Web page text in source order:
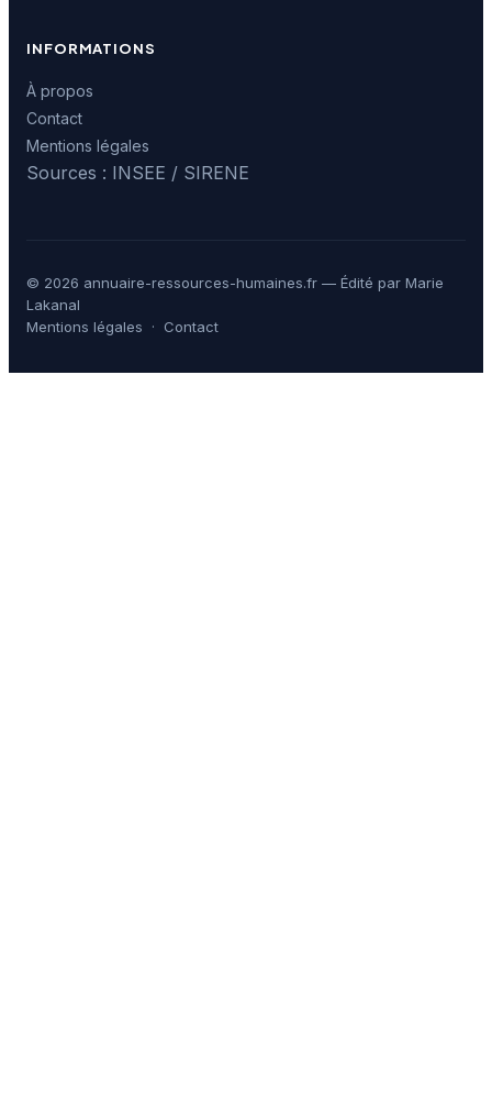
INFORMATIONS
À propos
Contact
Mentions légales
Sources : INSEE / SIRENE
© 2026 annuaire-ressources-humaines.fr — Édité par Marie
Lakanal
Mentions légales · Contact